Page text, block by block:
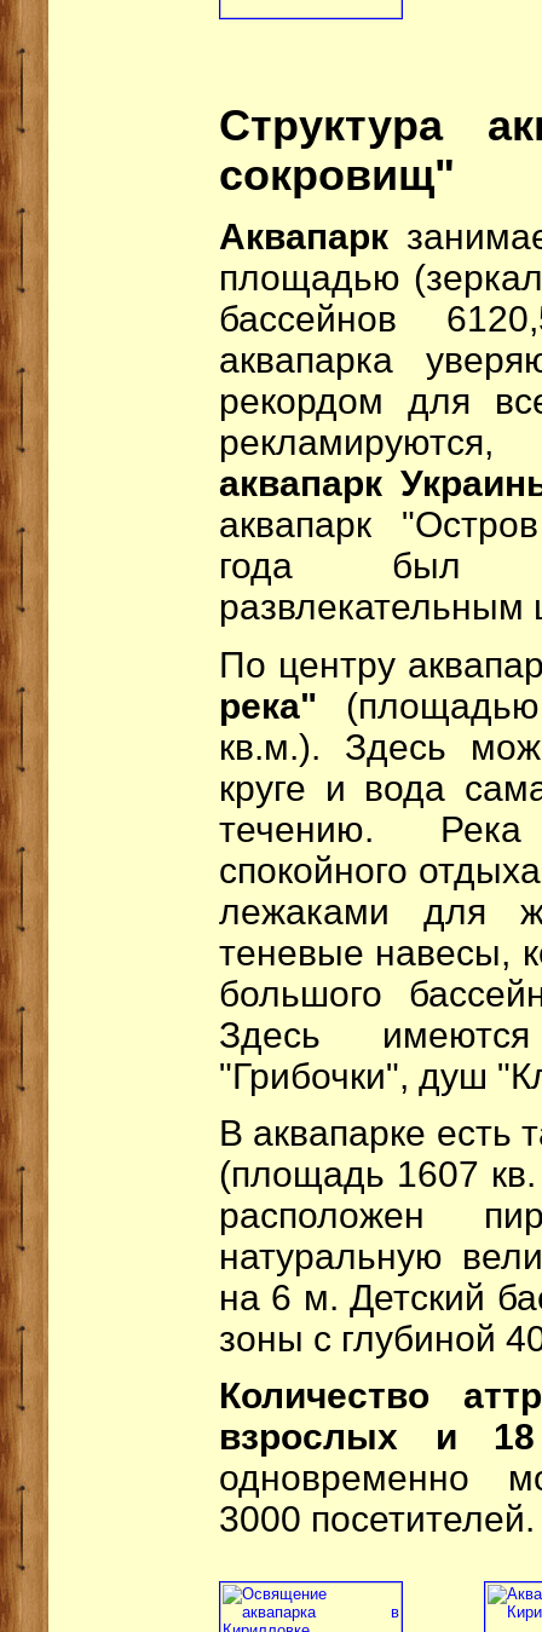
Структура
сокровищ"
Аквапарк
площадью
бассейнов
аквапарка
рекордом для
аквапарк
аквапарк
года был
развлекательным
По центру
река"
кв.м.). Здесь
круге и вода
течению.
спокойного
лежаками для
теневые навесы,
большого
Здесь
"Грибочки", душ
В аквапарке есть
(площадь 1607
расположен
натуральную
на 6 м. Детский
зоны с глубиной
Количество
взрослых и
одновременно
3000 посетителей.